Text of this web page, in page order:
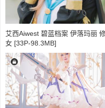
艾西Aiwest 碧蓝档案 伊落玛丽
女 [33P-98.3MB]